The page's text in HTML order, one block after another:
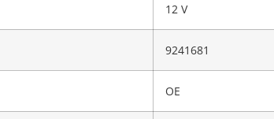
12 V
9241681
OE